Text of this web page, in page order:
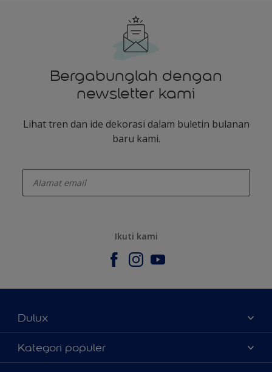
Bergabunglah dengan
newsletter kami
Lihat tren dan ide dekorasi dalam buletin bulanan
baru kami.
Ikuti kami
Dulux
Tentang Kami
Contact us
Kategori populer